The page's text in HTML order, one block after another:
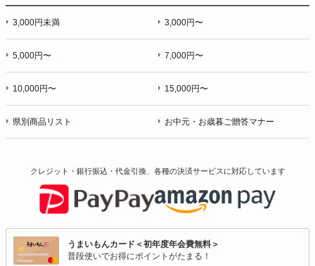
3,000円未満 3,000円〜
5,000円〜 7,000円〜
10,000円〜 15,000円〜
県別商品リスト お中元・お歳暮ご贈答マナー
クレジット・銀行振込・代金引換、各種の決済サービスに対応しています
うまいもんカード＜初年度年会費無料＞
普段使いでお得にポイントがたまる！